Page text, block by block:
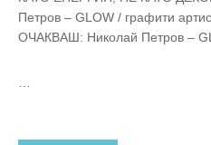
Петров – GLOW / графити
ОЧАКВАШ: Николай Петров –
…